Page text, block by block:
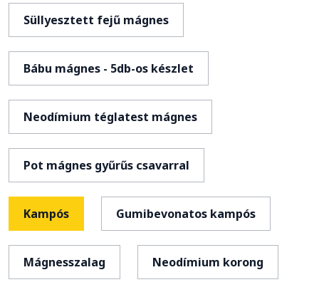
Süllyesztett fejű mágnes
Bábu mágnes - 5db-os készlet
Neodímium téglatest mágnes
Pot mágnes gyűrűs csavarral
Kampós Gumibevonatos kampós
Mágnesszalag Neodímium korong